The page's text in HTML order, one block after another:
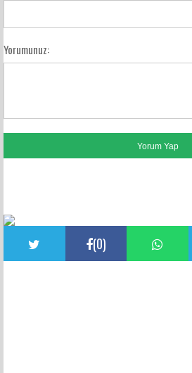
Yorumunuz:
(0)